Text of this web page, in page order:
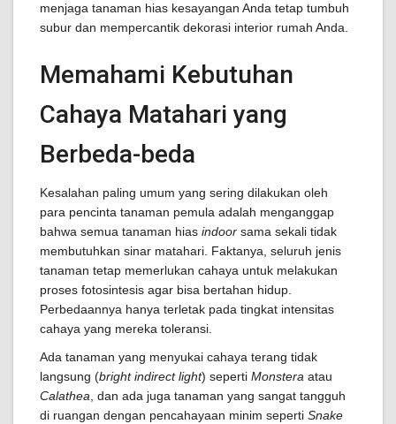
menjaga tanaman hias kesayangan Anda tetap tumbuh
subur dan mempercantik dekorasi interior rumah Anda.
Memahami Kebutuhan
Cahaya Matahari yang
Berbeda-beda
Kesalahan paling umum yang sering dilakukan oleh
para pencinta tanaman pemula adalah menganggap
bahwa semua tanaman hias indoor sama sekali tidak
membutuhkan sinar matahari. Faktanya, seluruh jenis
tanaman tetap memerlukan cahaya untuk melakukan
proses fotosintesis agar bisa bertahan hidup.
Perbedaannya hanya terletak pada tingkat intensitas
cahaya yang mereka toleransi.
Ada tanaman yang menyukai cahaya terang tidak
langsung (bright indirect light) seperti Monstera atau
Calathea , dan ada juga tanaman yang sangat tangguh
di ruangan dengan pencahayaan minim seperti Snake